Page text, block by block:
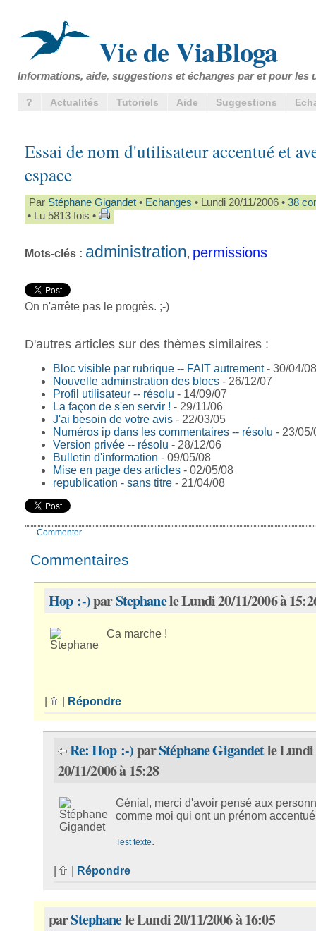
Vie de ViaBloga
Informations, aide, suggestions et échanges par et pour les
? Actualités Tutoriels Aide Suggestions
Essai de nom d'utilisateur accentué et
espace
Par Stéphane Gigandet • Echanges • Lundi 20/11/2006 • 38
• Lu 5813 fois •
Mots-clés : administration, permissions
On n'arrête pas le progrès. ;-)
D'autres articles sur des thèmes similaires :
Bloc visible par rubrique -- FAIT autrement- 30/04/08
Nouvelle adminstration des blocs - 26/12/07
Profil utilisateur -- résolu - 14/09/07
La façon de s'en servir ! - 29/11/06
J'ai besoin de votre avis - 22/03/05
Numéros ip dans les commentaires -- résolu - 23/05/
Version privée -- résolu - 28/12/06
Bulletin d'information - 09/05/08
Mise en page des articles - 02/05/08
republication - sans titre - 21/04/08
Commenter
Commentaires
Hop :-)parStephanele Lundi 20/11/2006 à
Ca marche !
Répondre
Re: Hop :-)parStéphane Gigandetle Lundi
20/11/2006 à 15:28
Génial, merci d'avoir pensé aux
comme moi qui ont un prénom accentué
Test texte.
Répondre
parStephanele Lundi 20/11/2006 à 16:05